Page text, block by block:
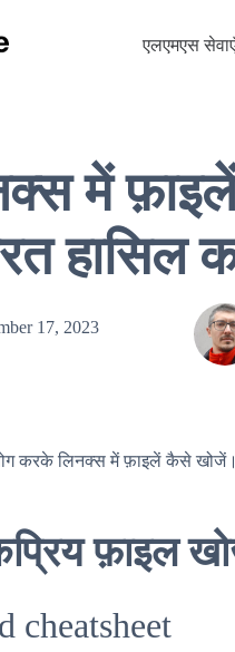
एलएमएस
में
हासिल
17, 2023
करके लिनक्स में फ़ाइलें कैसे खोजें।
फ़ाइल
cheatsheet